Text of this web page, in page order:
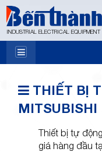
INDUSTRIAL ELECTRICAL EQUIPMENT
7A
THIẾT BỊ
MITSUBISHI
Thiết bị tự
giá hàng đầu